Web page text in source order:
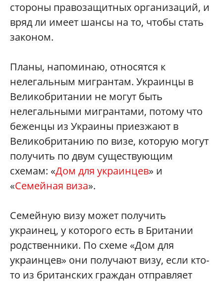
стороны правозащитных организаций, и
вряд ли имеет шансы на то, чтобы стать
законом.
Планы, напоминаю, относятся к
нелегальным мигрантам. Украинцы в
Великобритании не могут быть
нелегальными мигрантами, потому что
беженцы из Украины приезжают в
Великобританию по визе, которую могут
получить по двум существующим
схемам: «Дом для украинцев» и
«Семейная виза».
Семейную визу может получить
украинец, у которого есть в Британии
родственники. По схеме «Дом для
украинцев» они получают визу, если кто-
то из британских граждан отправляет